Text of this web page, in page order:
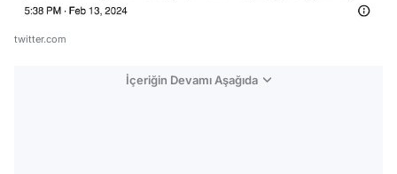
twitter.com
İçeriğin Devamı Aşağıda